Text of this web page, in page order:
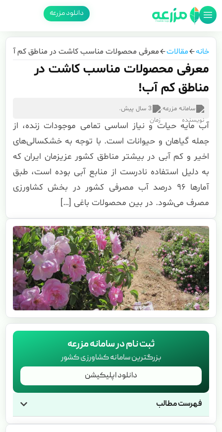
دانلود مزرعه
خانه مقالات معرفی محصولات مناسب کاشت در مناطق کم آب!
معرفی محصولات مناسب کاشت در
مناطق کم آب!
سامانه مزرعه. 3 سال پیش .
آب مایه حیات و نیاز اساسی تمامی موجودات زنده، از
جمله گیاهان و حیوانات است. با توجه به خشکسالی‌های
اخیر و کم آبی در بیشتر مناطق کشور عزیزمان ایران که
به دلیل استفاده نادرست از منابع آبی بوده است، طبق
آمارها ۹۶ درصد آب مصرفی کشور در بخش کشاورزی
مصرف می‌شود. در بین محصولات باغی […]
ثبت نام در سامانه مزرعه
بزرگترین سامانه کشاورزی کشور
دانلود اپلیکیشن
فهرست مطالب